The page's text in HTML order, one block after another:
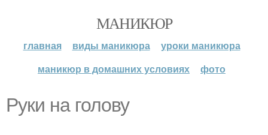
МАНИКЮР
главная виды маникюра
уроки маникюра
маникюр в домашних условиях
фото
Руки на голову